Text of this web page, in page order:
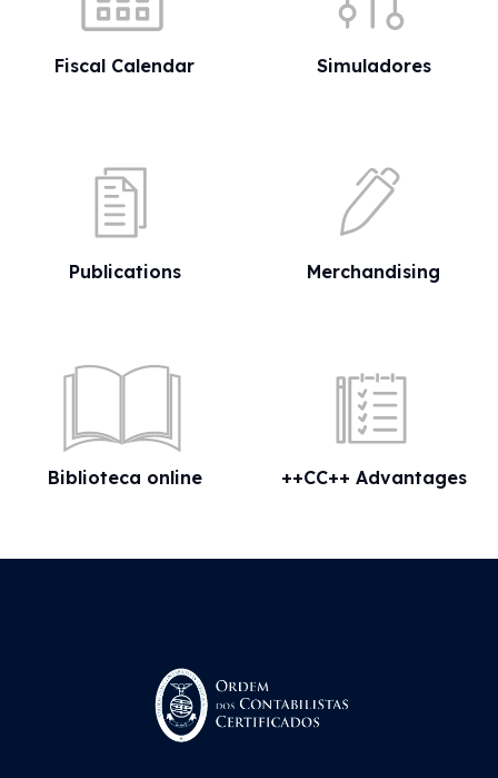
Fiscal Calendar Simuladores
Publications Merchandising
Biblioteca online ++CC++ Advantages